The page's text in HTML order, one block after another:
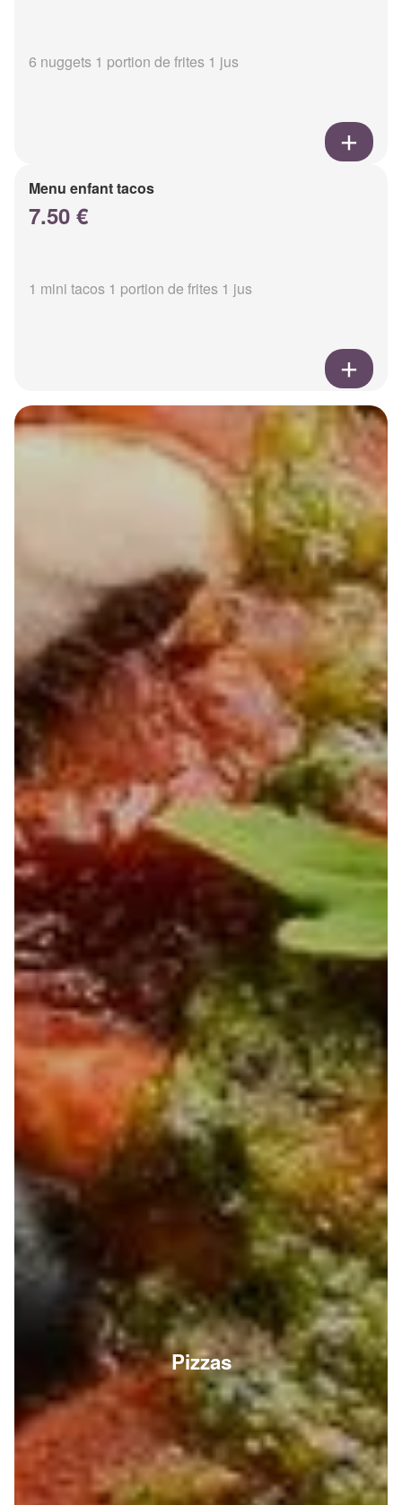
6 nuggets 1 portion de frites 1 jus
Menu enfant tacos
7.50 €
1 mini tacos 1 portion de frites 1 jus
Pizzas